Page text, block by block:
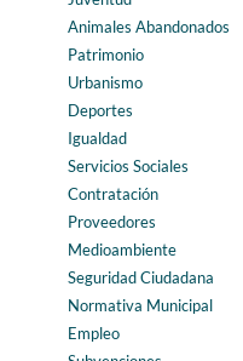
Animales Abandonados
Patrimonio
Urbanismo
Deportes
Igualdad
Servicios Sociales
Contratación
Proveedores
Medioambiente
Seguridad Ciudadana
Normativa Municipal
Empleo